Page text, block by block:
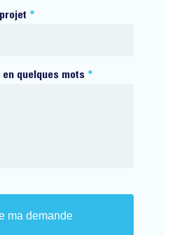
*
quelques mots *